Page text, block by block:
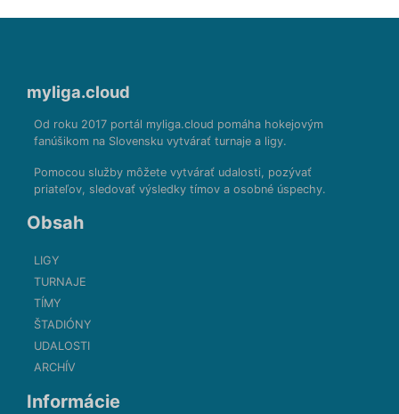
myliga.cloud
Od roku 2017 portál myliga.cloud pomáha hokejovým
fanúšikom na Slovensku vytvárať turnaje a ligy.
Pomocou služby môžete vytvárať udalosti, pozývať
priateľov, sledovať výsledky tímov a osobné úspechy.
Obsah
LIGY
TURNAJE
TÍMY
ŠTADIÓNY
UDALOSTI
ARCHÍV
Informácie